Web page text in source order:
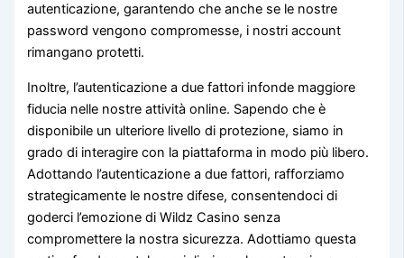
autenticazione, garantendo che anche se le nostre
password vengono compromesse, i nostri account
rimangano protetti.
Inoltre, l’autenticazione a due fattori infonde maggiore
fiducia nelle nostre attività online. Sapendo che è
disponibile un ulteriore livello di protezione, siamo in
grado di interagire con la piattaforma in modo più libero.
Adottando l’autenticazione a due fattori, rafforziamo
strategicamente le nostre difese, consentendoci di
goderci l’emozione di Wildz Casino senza
compromettere la nostra sicurezza. Adottiamo questa